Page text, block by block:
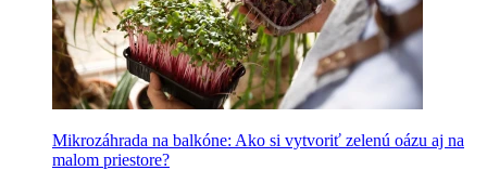
Mikrozáhrada na balkóne: Ako si vytvoriť zelenú oázu aj na
malom priestore?